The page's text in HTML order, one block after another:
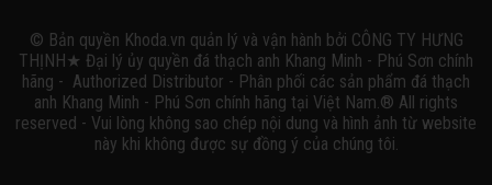
© Bản quyền Khoda.vn quản lý và vận hành bởi CÔNG TY HƯNG
THỊNH★ Đại lý ủy quyền đá thạch anh Khang Minh - Phú Sơn chính
hãng - Authorized Distributor - Phân phối các sản phẩm đá thạch
anh Khang Minh - Phú Sơn chính hãng tại Việt Nam.® All rights
reserved - Vui lòng không sao chép nội dung và hình ảnh từ website
này khi không được sự đồng ý của chúng tôi.